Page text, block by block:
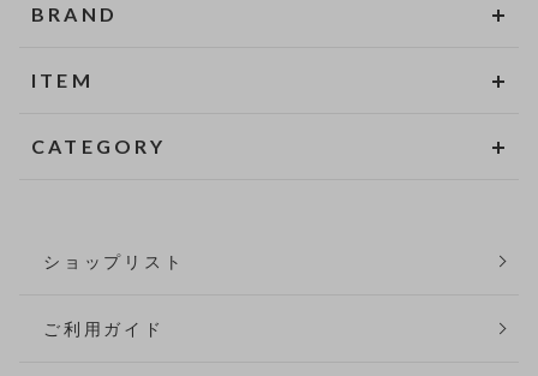
BRAND
ITEM
CATEGORY
ショップリスト
ご利用ガイド